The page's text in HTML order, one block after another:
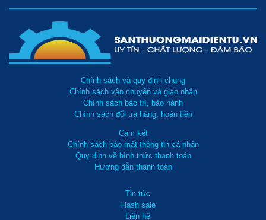
Chính sách và quy định chung
Chính sách vận chuyển và giao nhận
Chính sách bảo trì, bảo hành
Chính sách đổi trả hàng, hoàn tiền
Cam kết
Chính sách bảo mật thông tin cá nhân
Quy định về hình thức thanh toán
Hướng dẫn thanh toán
Tin tức
Flash sale
Liên hệ